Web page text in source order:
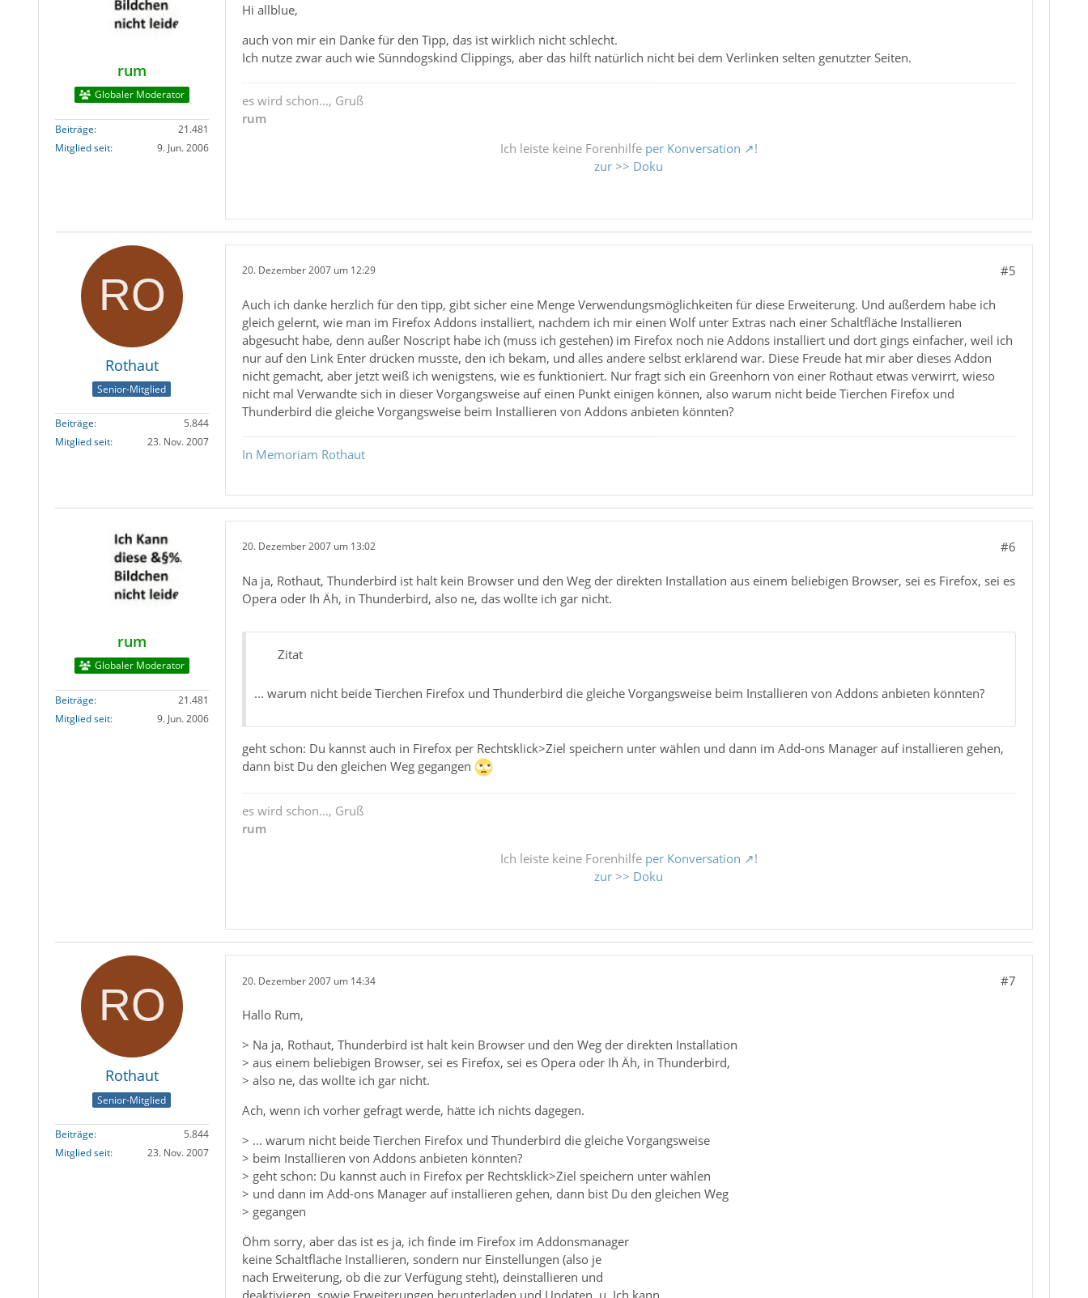
rum
Globaler Moderator
Beiträge
21.481
Mitglied seit
9. Jun. 2006
Hi allblue,
auch von mir ein Danke für den Tipp, das ist wirklich nicht schlecht.
Ich nutze zwar auch wie Sünndogskind Clippings, aber das hilft natürlich nicht bei dem Verlinken selten genutzter Seiten.
es wird schon..., Gruß
rum
Ich leiste keine Forenhilfe per Konversation
!
zur >> Doku
Rothaut
Senior-Mitglied
Beiträge
5.844
Mitglied seit
23. Nov. 2007
20. Dezember 2007 um 12:29 #5
Auch ich danke herzlich für den tipp, gibt sicher eine Menge Verwendungsmöglichkeiten für diese Erweiterung. Und außerdem habe ich
gleich gelernt, wie man im Firefox Addons installiert, nachdem ich mir einen Wolf unter Extras nach einer Schaltfläche Installieren
abgesucht habe, denn außer Noscript habe ich (muss ich gestehen) im Firefox noch nie Addons installiert und dort gings einfacher, weil ich
nur auf den Link Enter drücken musste, den ich bekam, und alles andere selbst erklärend war. Diese Freude hat mir aber dieses Addon
nicht gemacht, aber jetzt weiß ich wenigstens, wie es funktioniert. Nur fragt sich ein Greenhorn von einer Rothaut etwas verwirrt, wieso
nicht mal Verwandte sich in dieser Vorgangsweise auf einen Punkt einigen können, also warum nicht beide Tierchen Firefox und
Thunderbird die gleiche Vorgangsweise beim Installieren von Addons anbieten könnten?
In Memoriam Rothaut
rum
Globaler Moderator
Beiträge
21.481
Mitglied seit
9. Jun. 2006
20. Dezember 2007 um 13:02 #6
Na ja, Rothaut, Thunderbird ist halt kein Browser und den Weg der direkten Installation aus einem beliebigen Browser, sei es Firefox, sei es
Opera oder Ih Äh, in Thunderbird, also ne, das wollte ich gar nicht.
Zitat
... warum nicht beide Tierchen Firefox und Thunderbird die gleiche Vorgangsweise beim Installieren von Addons anbieten könnten?
geht schon: Du kannst auch in Firefox per Rechtsklick>Ziel speichern unter wählen und dann im Add-ons Manager auf installieren gehen,
dann bist Du den gleichen Weg gegangen
es wird schon..., Gruß
rum
Ich leiste keine Forenhilfe per Konversation
!
zur >> Doku
Rothaut
Senior-Mitglied
Beiträge
5.844
Mitglied seit
23. Nov. 2007
20. Dezember 2007 um 14:34 #7
Hallo Rum,
> Na ja, Rothaut, Thunderbird ist halt kein Browser und den Weg der direkten Installation
> aus einem beliebigen Browser, sei es Firefox, sei es Opera oder Ih Äh, in Thunderbird,
> also ne, das wollte ich gar nicht.
Ach, wenn ich vorher gefragt werde, hätte ich nichts dagegen.
> ... warum nicht beide Tierchen Firefox und Thunderbird die gleiche Vorgangsweise
> beim Installieren von Addons anbieten könnten?
> geht schon: Du kannst auch in Firefox per Rechtsklick>Ziel speichern unter wählen
> und dann im Add-ons Manager auf installieren gehen, dann bist Du den gleichen Weg
> gegangen
Öhm sorry, aber das ist es ja, ich finde im Firefox im Addonsmanager
keine Schaltfläche Installieren, sondern nur Einstellungen (also je
nach Erweiterung, ob die zur Verfügung steht), deinstallieren und